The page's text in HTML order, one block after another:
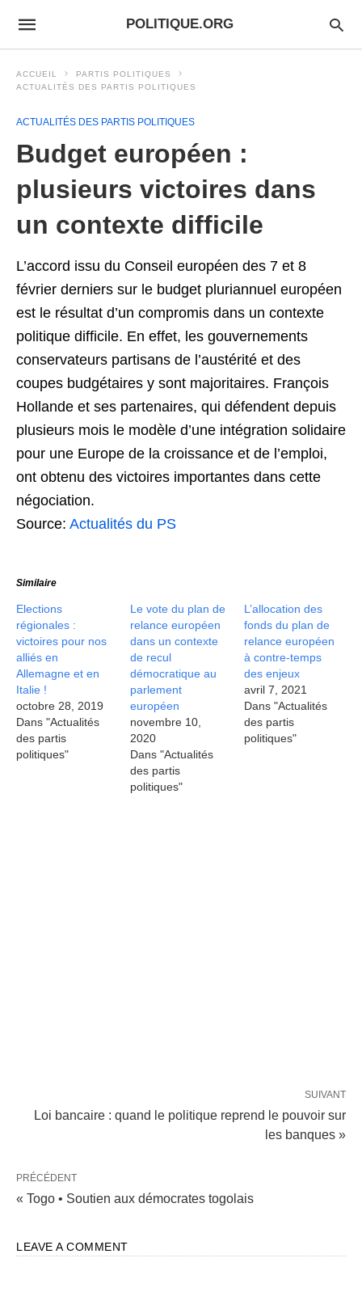
POLITIQUE.ORG
ACCUEIL
PARTIS POLITIQUES
ACTUALITÉS DES PARTIS POLITIQUES
ACTUALITÉS DES PARTIS POLITIQUES
Budget européen :
plusieurs victoires dans
un contexte difficile
L’accord issu du Conseil européen des 7 et 8
février derniers sur le budget pluriannuel européen
est le résultat d’un compromis dans un contexte
politique difficile. En effet, les gouvernements
conservateurs partisans de l’austérité et des
coupes budgétaires y sont majoritaires. François
Hollande et ses partenaires, qui défendent depuis
plusieurs mois le modèle d’une intégration solidaire
pour une Europe de la croissance et de l’emploi,
ont obtenu des victoires importantes dans cette
négociation.
Source: Actualités du PS
Similaire
Elections
régionales :
victoires pour nos
alliés en
Allemagne et en
Italie !
octobre 28, 2019
Dans "Actualités
des partis
politiques"
Le vote du plan de
relance européen
dans un contexte
de recul
démocratique au
parlement
européen
novembre 10,
2020
Dans "Actualités
des partis
politiques"
L’allocation des
fonds du plan de
relance européen
à contre-temps
des enjeux
avril 7, 2021
Dans "Actualités
des partis
politiques"
SUIVANT
Loi bancaire : quand le politique reprend le pouvoir sur
les banques »
PRÉCÉDENT
« Togo • Soutien aux démocrates togolais
LEAVE A COMMENT